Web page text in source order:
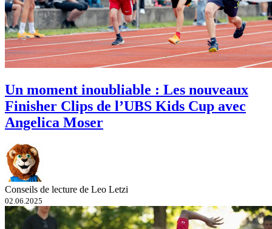
Un moment inoubliable : Les nouveaux
Finisher Clips de l’UBS Kids Cup avec
Angelica Moser
Conseils de lecture de Leo Letzi
02.06.2025